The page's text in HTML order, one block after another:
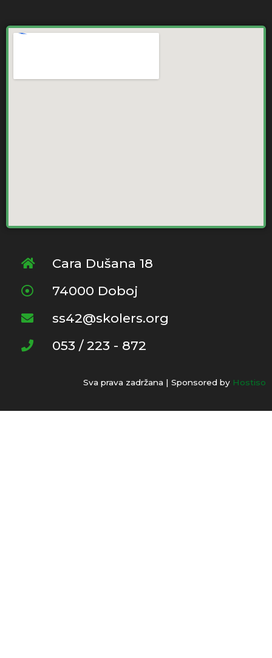
Cara Dušana 18
74000 Doboj
ss42@skolers.org
053 / 223 - 872
Sva prava zadržana | Sponsored by Hostiso